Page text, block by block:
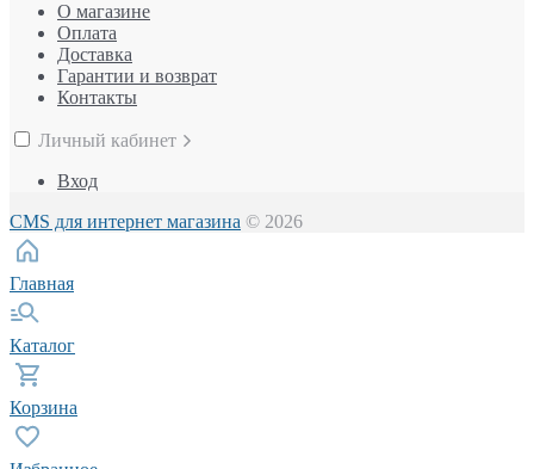
О магазине
Оплата
Доставка
Гарантии и возврат
Контакты
Личный кабинет
Вход
CMS для интернет магазина © 2026
Главная
Каталог
Корзина